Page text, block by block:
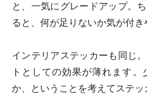
と、一気にグレードアップ。
ると、何が足りないか気が付き
インテリアステッカーも同じ
トとしての効果が薄れます
か、ということを考えてステッ